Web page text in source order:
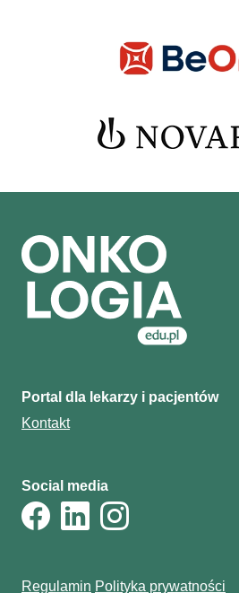
Portal dla lekarzy i pacjentów
Kontakt
Social media
Regulamin Polityka prywatności